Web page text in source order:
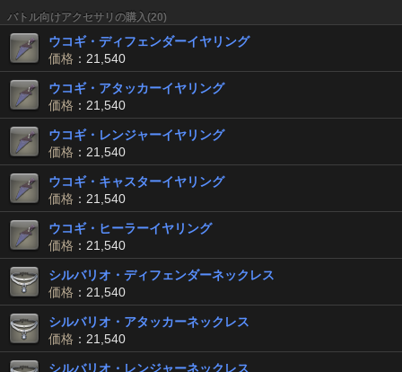
バトル向けアクセサリの購入(20)
ウコギ・ディフェンダーイヤリング
価格 ：21,540
ウコギ・アタッカーイヤリング
価格 ：21,540
ウコギ・レンジャーイヤリング
価格 ：21,540
ウコギ・キャスターイヤリング
価格 ：21,540
ウコギ・ヒーラーイヤリング
価格 ：21,540
シルバリオ・ディフェンダーネックレス
価格 ：21,540
シルバリオ・アタッカーネックレス
価格 ：21,540
シルバリオ・レンジャーネックレス